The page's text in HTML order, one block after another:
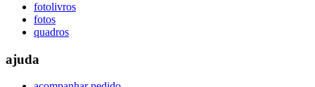
fotolivros
fotos
quadros
ajuda